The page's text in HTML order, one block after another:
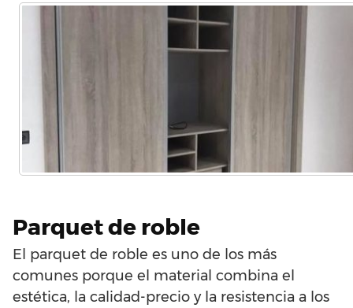
Parquet de roble
El parquet de roble es uno de los más
comunes porque el material combina el
estética, la calidad-precio y la resistencia a los